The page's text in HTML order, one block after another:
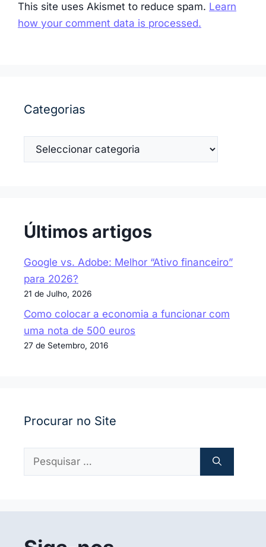
This site uses Akismet to reduce spam. Learn
how your comment data is processed.
Categorias
Categorias
Últimos artigos
Google vs. Adobe: Melhor “Ativo financeiro”
para 2026?
21 de Julho, 2026
Como colocar a economia a funcionar com
uma nota de 500 euros
27 de Setembro, 2016
Procurar no Site
Pesquisar